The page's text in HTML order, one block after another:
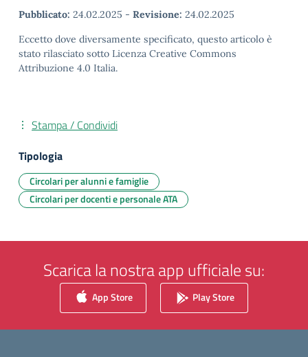
Pubblicato: 24.02.2025 - Revisione: 24.02.2025
Eccetto dove diversamente specificato, questo articolo è
stato rilasciato sotto Licenza Creative Commons
Attribuzione 4.0 Italia.
Stampa / Condividi
Tipologia
Circolari per alunni e famiglie
Circolari per docenti e personale ATA
Scarica la nostra app ufficiale su:
App Store Play Store